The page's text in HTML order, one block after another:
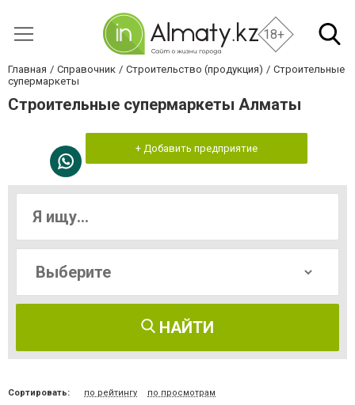
18+
Главная Справочник Строительство (продукция)
Строительные
супермаркеты
Строительные супермаркеты Алматы
+ Добавить предприятие
НАЙТИ
Сортировать: по рейтингу по просмотрам